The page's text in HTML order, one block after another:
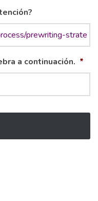
a continuación. *